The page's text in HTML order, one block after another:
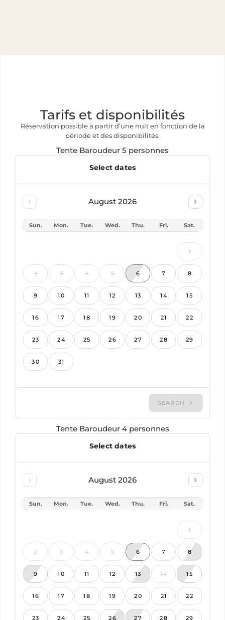
Tarifs et disponibilités
Réservation possible à partir d’une nuit en fonction de la
période et des disponibilités.
Tente Baroudeur 5 personnes
Tente Baroudeur 4 personnes